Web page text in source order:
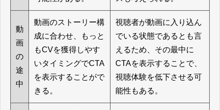
動
画
の
途
中
動画のストーリー構
成に合わせ、もっと
もCVを獲得しやす
いタイミングでCTA
を表示することがで
きる。
視聴者が動画に入り込ん
でいる状態であるとも言
えるため、その最中に
CTAを表示することで、
視聴体験を低下させる可
能性もある。